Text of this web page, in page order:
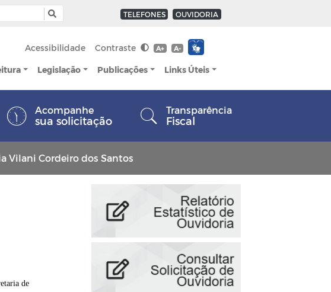
TELEFONES OUVIDORIA
Acessibilidade Contraste A+ A-
Legislação Publicações Links Úteis
Acompanhe
sua solicitação
Transparência
Fiscal
Vilani Cordeiro dos Santos
de